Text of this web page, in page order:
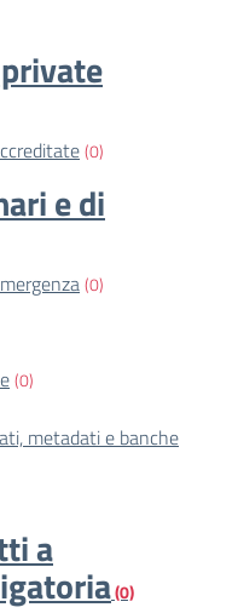
(0)
e di
(0)
(0)
metadati e banche
a
(0)